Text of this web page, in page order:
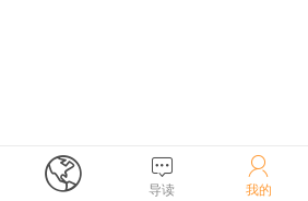
 
导读

我的